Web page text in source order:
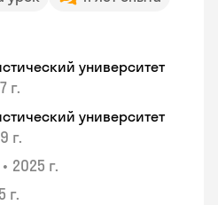
университет
г.
университет
г.
• 2025 г.
г.